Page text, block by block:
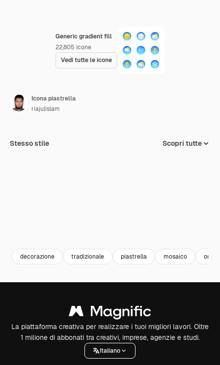
Generic gradient fill
22,805 Icone
Vedi tutte le icone
Icona piastrella
riajulislam
Stesso stile Scopri tutte
decorazione tradizionale piastrella mosaico
La piattaforma creativa per realizzare i tuoi migliori lavori. Oltre
1 milione di abbonati tra creativi, imprese, agenzie e studi.
Italiano